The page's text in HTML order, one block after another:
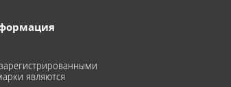
являются